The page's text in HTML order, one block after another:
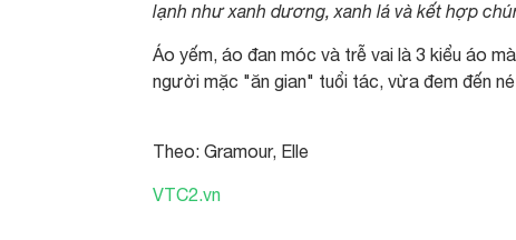
lạnh như xanh dương, xanh lá và kết hợp
Áo yếm, áo đan móc và trễ vai là 3 kiểu áo
người mặc "ăn gian" tuổi tác, vừa đem đến
Theo: Gramour, Elle
VTC2.vn